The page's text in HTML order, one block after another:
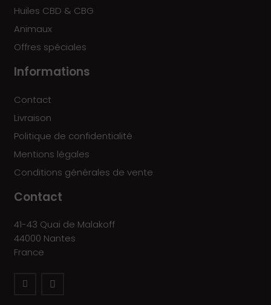
Huiles CBD & CBG
Animaux
Offres spéciales
Informations
Contact
Livraison
Politique de confidentialité
Mentions légales
Conditions générales de vente
Contact
41-43 Quai de Malakoff
44000 Nantes
France